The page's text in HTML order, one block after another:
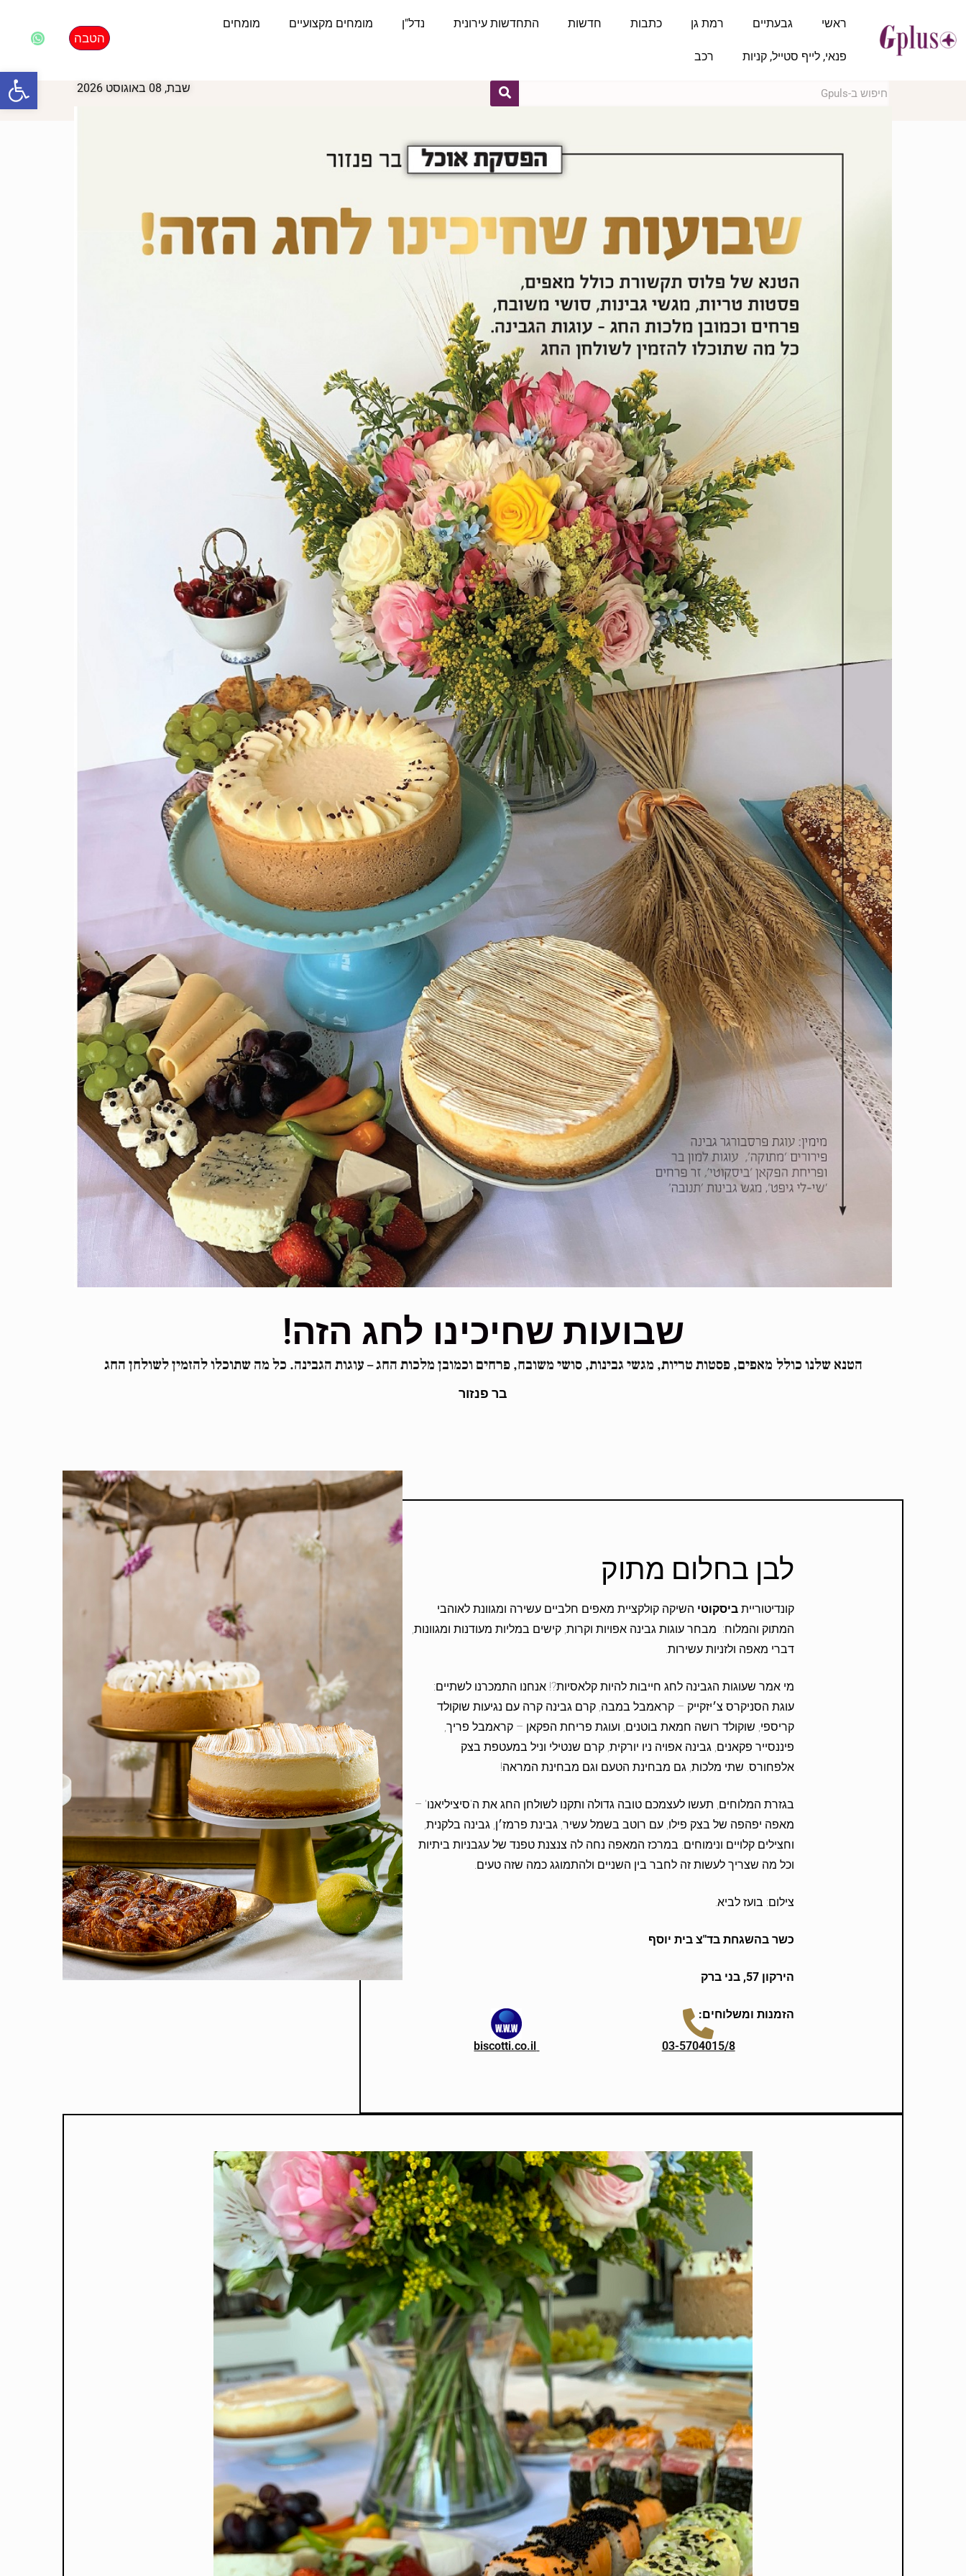
ראשי גבעתיים רמת גן כתבות חדשות התחדשות עירונית נדל"ן מומחים מקצועיים מומחים
פנאי, לייף סטייל, קניות רכב
הטבה
שבת, 08 באוגוסט 2026
שבועות שחיכינו לחג הזה!
הטנא שלנו כולל מאפים, פסטות טריות, מגשי גבינות, סושי משובח, פרחים וכמובן מלכות החג – עוגות הגבינה. כל מה שתוכלו להזמין לשולחן החג
בר פנזור
לבן בחלום מתוק
קונדיטוריית ביסקוטי השיקה קולקציית מאפים חלביים עשירה ומגוונת לאוהבי
המתוק והמלוח: מבחר עוגות גבינה אפויות וקרות, קישים במליות מעודנות ומגוונות,
דברי מאפה ולזניות עשירות.
מי אמר שעוגות הגבינה לחג חייבות להיות קלאסיות?! אנחנו התמכרנו לשתיים:
עוגת הסניקרס צ׳יזקייק – קראמבל במבה, קרם גבינה קרה עם נגיעות שוקולד
קריספי, שוקולד רושה חמאת בוטנים, ועוגת פריחת הפקאן – קראמבל פריך,
פיננסייר פקאנים, גבינה אפויה ניו יורקית, קרם שנטילי וניל במעטפת בצק
אלפחורס. שתי מלכות, גם מבחינת הטעם וגם מבחינת המראה!
בגזרת המלוחים, תעשו לעצמכם טובה גדולה ותקנו לשולחן החג את ה'סיציליאנו' –
מאפה יפהפה של בצק פילו, עם רוטב בשמל עשיר, גבינת פרמז׳ן, גבינה בלקנית,
וחצילים קלויים ונימוחים. במרכז המאפה נחה לה צנצנת טפנד של עגבניות ביתיות
וכל מה שצריך לעשות זה לחבר בין השניים ולהתמוגג כמה שזה טעים.
צילום: בועז לביא.
כשר בהשגחת בד"צ בית יוסף
הירקון 57, בני ברק
הזמנות ומשלוחים:
03-5704015/8
פתח